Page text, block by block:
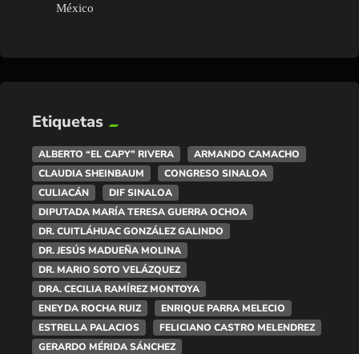
México
Etiquetas
ALBERTO “EL CAPY” RIVERA
ARMANDO CAMACHO
CLAUDIA SHEINBAUM
CONGRESO SINALOA
CULIACÁN
DIF SINALOA
DIPUTADA MARÍA TERESA GUERRA OCHOA
DR. CUITLÁHUAC GONZÁLEZ GALINDO
DR. JESÚS MADUEÑA MOLINA
DR. MARIO SOTO VELÁZQUEZ
DRA. CECILIA RAMÍREZ MONTOYA
ENEYDA ROCHA RUIZ
ENRIQUE PARRA MELECIO
ESTRELLA PALACIOS
FELICIANO CASTRO MELENDREZ
GERARDO MÉRIDA SÁNCHEZ